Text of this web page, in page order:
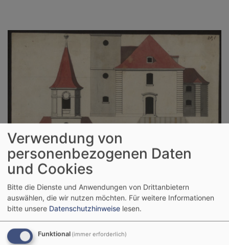
Verwendung von
personenbezogenen Daten
und Cookies
Bitte die Dienste und Anwendungen von Drittanbietern
auswählen, die wir nutzen möchten. Für weitere Informationen
bitte unsere Datenschutzhinweise lesen.
Funktional (immer erforderlich)